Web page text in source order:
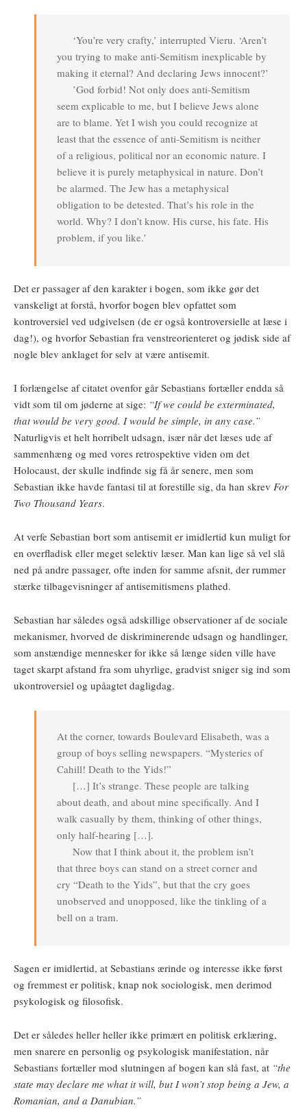
‘You’re very crafty,’ interrupted Vieru. ‘Aren’t
you trying to make anti-Semitism inexplicable by
making it eternal? And declaring Jews innocent?’
’God forbid! Not only does anti-Semitism
seem explicable to me, but I believe Jews alone
are to blame. Yet I wish you could recognize at
least that the essence of anti-Semitism is neither
of a religious, political nor an economic nature. I
believe it is purely metaphysical in nature. Don’t
be alarmed. The Jew has a metaphysical
obligation to be detested. That’s his role in the
world. Why? I don’t know. His curse, his fate. His
problem, if you like.’
Det er passager af den karakter i bogen, som ikke gør det
vanskeligt at forstå, hvorfor bogen blev opfattet som
kontroversiel ved udgivelsen (de er også kontroversielle at læse i
dag!), og hvorfor Sebastian fra venstreorienteret og jødisk side af
nogle blev anklaget for selv at være antisemit.
I forlængelse af citatet ovenfor går Sebastians fortæller endda så
vidt som til om jøderne at sige: “If we could be exterminated,
that would be very good. I would be simple, in any case.”
Naturligvis et helt horribelt udsagn, især når det læses ude af
sammenhæng og med vores retrospektive viden om det
Holocaust, der skulle indfinde sig få år senere, men som
Sebastian ikke havde fantasi til at forestille sig, da han skrev For
Two Thousand Years.
At verfe Sebastian bort som antisemit er imidlertid kun muligt for
en overfladisk eller meget selektiv læser. Man kan lige så vel slå
ned på andre passager, ofte inden for samme afsnit, der rummer
stærke tilbagevisninger af antisemitismens plathed.
Sebastian har således også adskillige observationer af de sociale
mekanismer, hvorved de diskriminerende udsagn og handlinger,
som anstændige mennesker for ikke så længe siden ville have
taget skarpt afstand fra som uhyrlige, gradvist sniger sig ind som
ukontroversiel og upåagtet dagligdag.
At the corner, towards Boulevard Elisabeth, was a
group of boys selling newspapers. “Mysteries of
Cahill! Death to the Yids!”
[…] It’s strange. These people are talking
about death, and about mine specifically. And I
walk casually by them, thinking of other things,
only half-hearing […].
Now that I think about it, the problem isn’t
that three boys can stand on a street corner and
cry “Death to the Yids”, but that the cry goes
unobserved and unopposed, like the tinkling of a
bell on a tram.
Sagen er imidlertid, at Sebastians ærinde og interesse ikke først
og fremmest er politisk, knap nok sociologisk, men derimod
psykologisk og filosofisk.
Det er således heller heller ikke primært en politisk erklæring,
men snarere en personlig og psykologisk manifestation, når
Sebastians fortæller mod slutningen af bogen kan slå fast, at “the
state may declare me what it will, but I won’t stop being a Jew, a
Romanian, and a Danubian.”